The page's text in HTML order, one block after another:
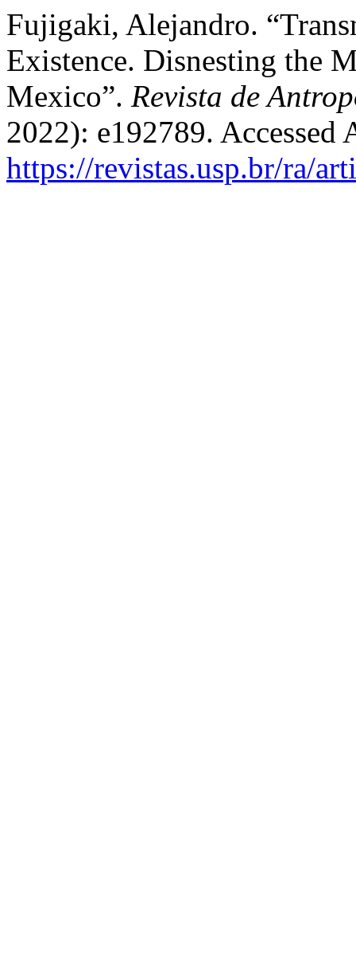
Fujigaki, Alejandro.
Existence. Disnesting the
Mexico”. Revista de
2022): e192789. Accessed
https://revistas.usp.br/ra/